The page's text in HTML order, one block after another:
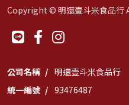
Copyright © 明還壹斗米食品行
公司名稱
明還壹斗米食品行
統一編號
93476487